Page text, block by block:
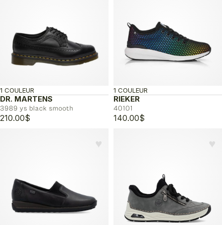
DR. MARTENS
3989 ys black smooth
1 COULEUR
210.00$
RIEKER
40101
1 COULEUR
140.00$
♥︎ ♥︎